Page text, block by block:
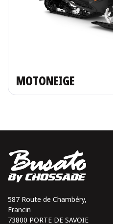
MOTONEIGE
587 Route de Chambéry,
Francin
73800 PORTE DE SAVOIE